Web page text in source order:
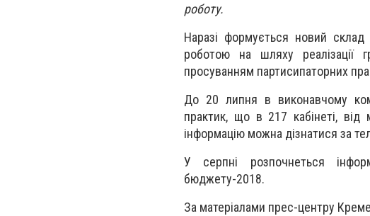
роботу.
Наразі формується новий склад
роботою на шляху реалізації
просуванням партисипаторних
До 20 липня в виконавчому
практик, що в 217 кабінеті, від
інформацію можна дізнатися за
У серпні розпочнеться
бюджету-2018.
За матеріалами прес-центру